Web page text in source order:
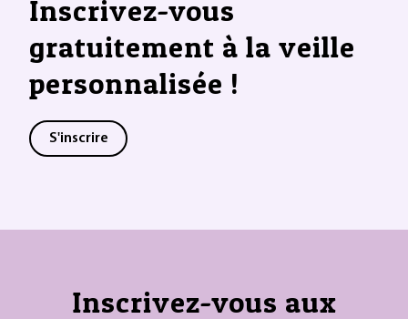
Inscrivez-vous
gratuitement à la veille
personnalisée !
S'inscrire
Inscrivez-vous aux